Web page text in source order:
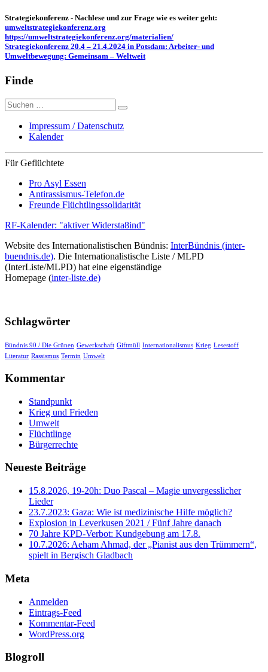
Strategiekonferenz - Nachlese und zur Frage wie es weiter geht:
umweltstrategiekonferenz.org
https://umweltstrategiekonferenz.org/materialien/
Strategiekonferenz 20.4 – 21.4.2024 in Potsdam: Arbeiter- und
Umweltbewegung: Gemeinsam – Weltweit
Finde
Suche
nach:
Impressum / Datenschutz
Kalender
Für Geflüchtete
Pro Asyl Essen
Antirassismus-Telefon.de
Freunde Flüchtlingssolidarität
RF-Kalender: "aktiver Widersta8ind"
Website des Internationalistischen Bündnis: InterBündnis (inter-
buendnis.de). Die Internationalistische Liste / MLPD
(InterListe/MLPD) hat eine eigenständige
Homepage (inter-liste.de)
Schlagwörter
Bündnis 90 / Die Grünen Gewerkschaft Giftmüll Internationalismus Krieg Lesestoff
Literatur Rassismus Termin Umwelt
Kommentar
Standpunkt
Krieg und Frieden
Umwelt
Flüchtlinge
Bürgerrechte
Neueste Beiträge
15.8.2026, 19-20h: Duo Pascal – Magie unvergesslicher
Lieder
23.7.2023: Gaza: Wie ist medizinische Hilfe möglich?
Explosion in Leverkusen 2021 / Fünf Jahre danach
70 Jahre KPD‑Verbot: Kundgebung am 17.8.
10.7.2026: Aeham Ahmad, der „Pianist aus den Trümmern“,
spielt in Bergisch Gladbach
Meta
Anmelden
Eintrags-Feed
Kommentar-Feed
WordPress.org
Blogroll